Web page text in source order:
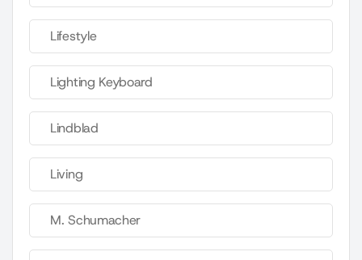
Lifestyle
Lighting Keyboard
Lindblad
Living
M. Schumacher